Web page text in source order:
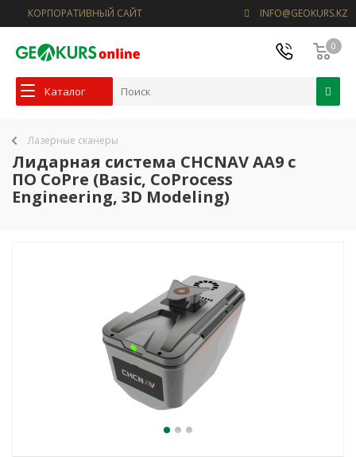
КОРПОРАТИВНЫЙ САЙТ INFO@GEOKURS.KZ
0
Каталог
Лазерные сканеры
Лидарная система CHCNAV AA9 с
ПО CoPre (Basic, CoProcess
Engineering, 3D Modeling)